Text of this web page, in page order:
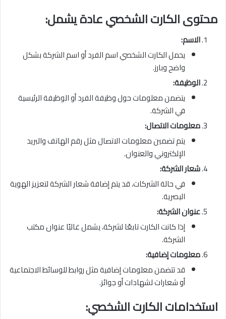
محتوى الكارت الشخصي عادة يشمل:
الاسم:
يحمل الكارت الشخصي اسم الفرد أو اسم الشركة بشكل
واضح وبارز.
الوظيفة:
يتضمن معلومات حول وظيفة الفرد أو الوظيفة الرئيسية
في الشركة.
معلومات الاتصال:
يتم تضمين معلومات الاتصال مثل رقم الهاتف والبريد
الإلكتروني والعنوان.
شعار الشركة:
في حالة الشركات، قد يتم إضافة شعار الشركة لتعزيز الهوية
البصرية.
عنوان الشركة:
إذا كانت الكارت تابعًا لشركة، يشمل غالبًا عنوان مكتب
الشركة.
معلومات إضافية:
قد تتضمن معلومات إضافية مثل روابط للوسائط الاجتماعية
أو شعارات لشهادات أو جوائز.
استخدامات الكارت الشخصي: